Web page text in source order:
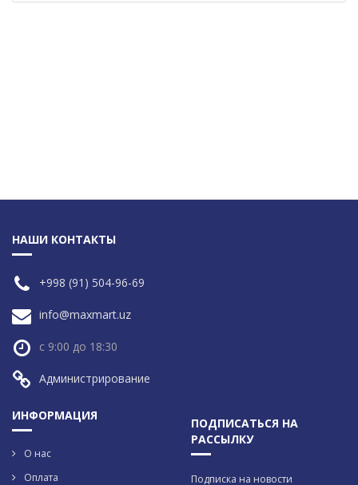
НАШИ КОНТАКТЫ
+998 (91) 504-96-69
info@maxmart.uz
с 9:00 до 18:30
Администрирование
ИНФОРМАЦИЯ
О нас
Оплата
ПОДПИСАТЬСЯ НА
РАССЫЛКУ
Подписка на новости